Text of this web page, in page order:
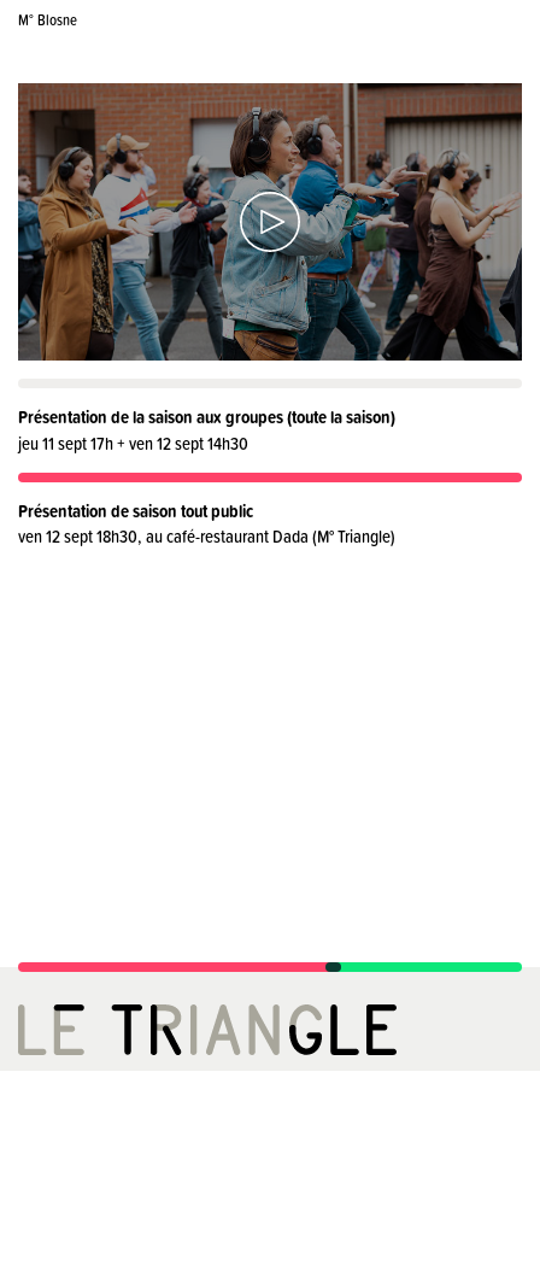
M° Blosne
Présentation de la saison aux groupes (toute la saison)
jeu 11 sept 17h + ven 12 sept 14h30
Présentation de saison tout public
ven 12 sept 18h30,au café-restaurant Dada(M° Triangle)